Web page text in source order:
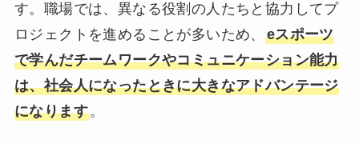
す。職場では、異なる役割の人たちと協力してプ
ロジェクトを進めることが多いため、 eスポーツ
で学んだチームワークやコミュニケーション能力
は、社会人になったときに大きなアドバンテージ
になります。